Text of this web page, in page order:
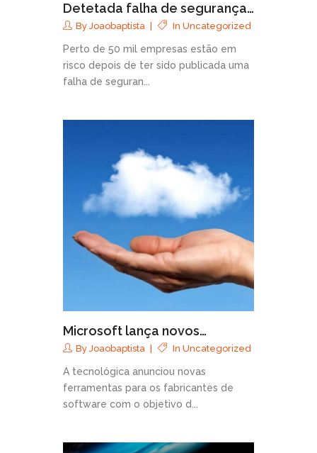
Detetada falha de segurança…
By Joaobaptista In Uncategorized
Perto de 50 mil empresas estão em
risco depois de ter sido publicada uma
falha de seguran...
Microsoft lança novos…
By Joaobaptista In Uncategorized
A tecnológica anunciou novas
ferramentas para os fabricantes de
software com o objetivo d...